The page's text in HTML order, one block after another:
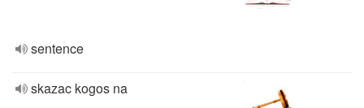
sentence
skazac kogos na